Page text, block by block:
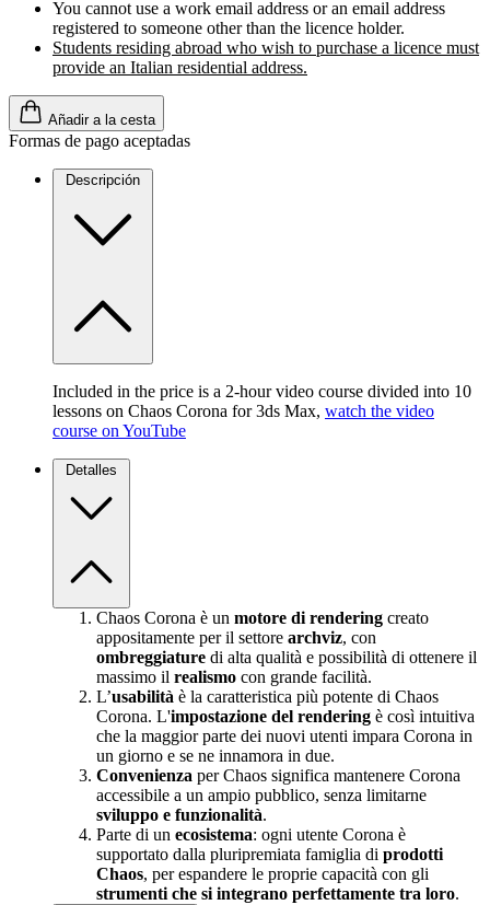
You cannot use a work email address or an email address
registered to someone other than the licence holder.
Students residing abroad who wish to purchase a licence must
provide an Italian residential address.
Añadir a la cesta
Formas de pago aceptadas
Descripción
Included in the price is a 2-hour video course divided into 10
lessons on Chaos Corona for 3ds Max, watch the video
course on YouTube
Detalles
Chaos Corona è un motore di rendering creato
appositamente per il settore archviz, con
ombreggiature di alta qualità e possibilità di ottenere il
massimo il realismo con grande facilità.
L’usabilità è la caratteristica più potente di Chaos
Corona. L'impostazione del rendering è così intuitiva
che la maggior parte dei nuovi utenti impara Corona in
un giorno e se ne innamora in due.
Convenienza per Chaos significa mantenere Corona
accessibile a un ampio pubblico, senza limitarne
sviluppo e funzionalità.
Parte di un ecosistema: ogni utente Corona è
supportato dalla pluripremiata famiglia di prodotti
Chaos, per espandere le proprie capacità con gli
strumenti che si integrano perfettamente tra loro.